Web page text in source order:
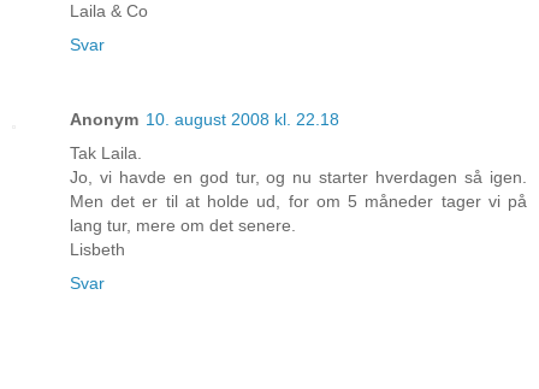
Laila & Co
Svar
Anonym 10. august 2008 kl. 22.18
Tak Laila.
Jo, vi havde en god tur, og nu starter hverdagen så igen.
Men det er til at holde ud, for om 5 måneder tager vi på
lang tur, mere om det senere.
Lisbeth
Svar